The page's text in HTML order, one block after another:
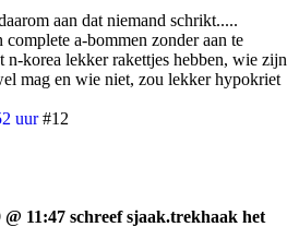
aan dat niemand schrikt.....
a-bommen zonder aan te
n-korea lekker rakettjes hebben, wie zijn
mag en wie niet, zou lekker hypokriet
uur #12
11:47 schreef sjaak.trekhaak het